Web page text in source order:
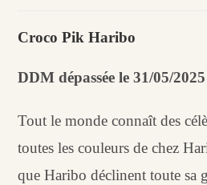
PIK
(100
Croco Pik Haribo
DDM dépassée le 31/05/2025
Tout le monde connaît des
toutes les couleurs de chez
que Haribo déclinent toute sa